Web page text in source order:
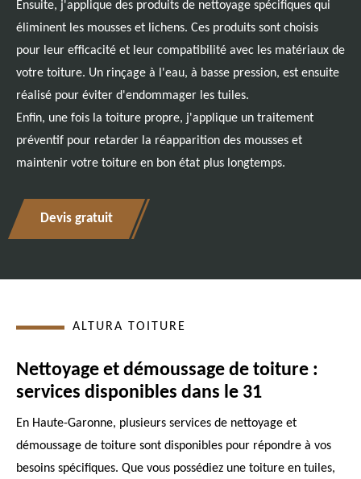
Ensuite, j'applique des produits de nettoyage spécifiques qui
éliminent les mousses et lichens. Ces produits sont choisis
pour leur efficacité et leur compatibilité avec les matériaux de
votre toiture. Un rinçage à l'eau, à basse pression, est ensuite
réalisé pour éviter d'endommager les tuiles.
Enfin, une fois la toiture propre, j'applique un traitement
préventif pour retarder la réapparition des mousses et
maintenir votre toiture en bon état plus longtemps.
Devis gratuit
ALTURA TOITURE
Nettoyage et démoussage de toiture :
services disponibles dans le 31
En Haute-Garonne, plusieurs services de nettoyage et
démoussage de toiture sont disponibles pour répondre à vos
besoins spécifiques. Que vous possédiez une toiture en tuiles,